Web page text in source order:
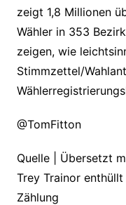
zeigt 1,8 Millionen
Wähler in 353
zeigen, wie
Stimmzettel/
@TomFitton
Quelle | Übersetzt
Trey Trainor
Zählung